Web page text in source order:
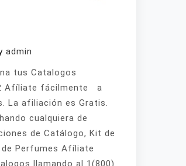
admin
tus Catalogos
Afíliate fácilmente a
La afiliación es Gratis.
cualquiera de
de Catálogo, Kit de
de Perfumes Afíliate
llamando al 1(800)